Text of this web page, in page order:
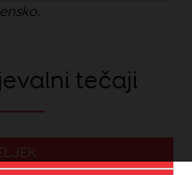
tečaji